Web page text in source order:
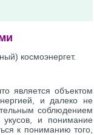
космоэнергет.
является объектом
и далеко не
соблюдением
и понимание
к пониманию того,